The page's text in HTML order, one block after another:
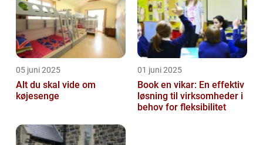
05 juni 2025
Alt du skal vide om
køjesenge
01 juni 2025
Book en vikar: En effektiv
løsning til virksomheder i
behov for fleksibilitet